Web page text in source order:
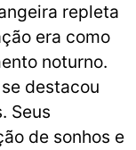
repleta
era como
noturno.
destacou
Seus
de sonhos e